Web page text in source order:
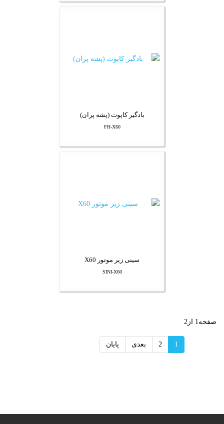
بادگیر کاپوت (پشه پران)
FH-X60
سینی زیر موتور X60
SINI-X60
صفحه1 از2
بعدی پایان